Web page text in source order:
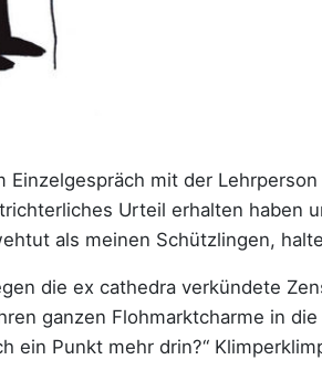
Einzelgespräch mit der
Urteil erhalten haben
als meinen Schützlingen,
die ex cathedra verkündete
ganzen Flohmarktcharme in
ein Punkt mehr drin?“